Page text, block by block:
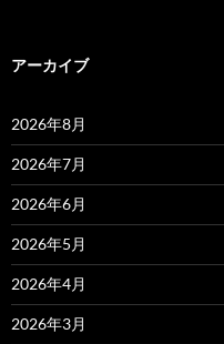
アーカイブ
2026年8月
2026年7月
2026年6月
2026年5月
2026年4月
2026年3月